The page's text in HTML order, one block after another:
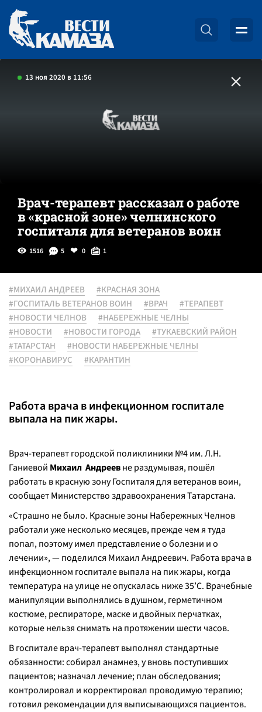
13 ноя 2020 в 11:56
Врач-терапевт рассказал о работе
в «красной зоне» челнинского
госпиталя для ветеранов воин
1516 5 0 1
#МИХАИЛ АНДРЕЕВ
#КРАСНАЯ ЗОНА
#ГОСПИТАЛЬ ВЕТЕРАНОВ ВОИН
#ВРАЧ
#ТЕРАПЕВТ
#НОВОСТИ ЧЕЛНОВ
#НАБЕРЕЖНЫЕ ЧЕЛНЫ
#НОВОСТИ
#НОВОСТИ ГОРОДА
#ТУКАЕВСКИЙ РАЙОН
#ТАТАРСТАН
#НОВОСТИ НАБЕРЕЖНЫЕ ЧЕЛНЫ
#КОРОНАВИРУС
#КАРАНТИН
Работа врача в инфекционном госпитале
выпала на пик жары.
Врач-терапевт городской поликлиники №4 им. Л.Н.
Ганиевой Михаил Андреевне раздумывая, пошёл
работать в красную зону Госпиталя для ветеранов воин,
сообщает Министерство здравоохранения Татарстана.
«Страшно не было. Красные зоны Набережных Челнов
работали уже несколько месяцев, прежде чем я туда
попал, поэтому имел представление о болезни и о
лечении», — поделился Михаил Андреевич. Работа врача в
инфекционном госпитале выпала на пик жары, когда
температура на улице не опускалась ниже 35’C. Врачебные
манипуляции выполнялись в душном, герметичном
костюме, респираторе, маске и двойных перчатках,
которые нельзя снимать на протяжении шести часов.
В госпитале врач-терапевт выполнял стандартные
обязанности: собирал анамнез, у вновь поступивших
пациентов; назначал лечение; план обследования;
контролировал и корректировал проводимую терапию;
готовил рекомендации для выписывающихся пациентов.